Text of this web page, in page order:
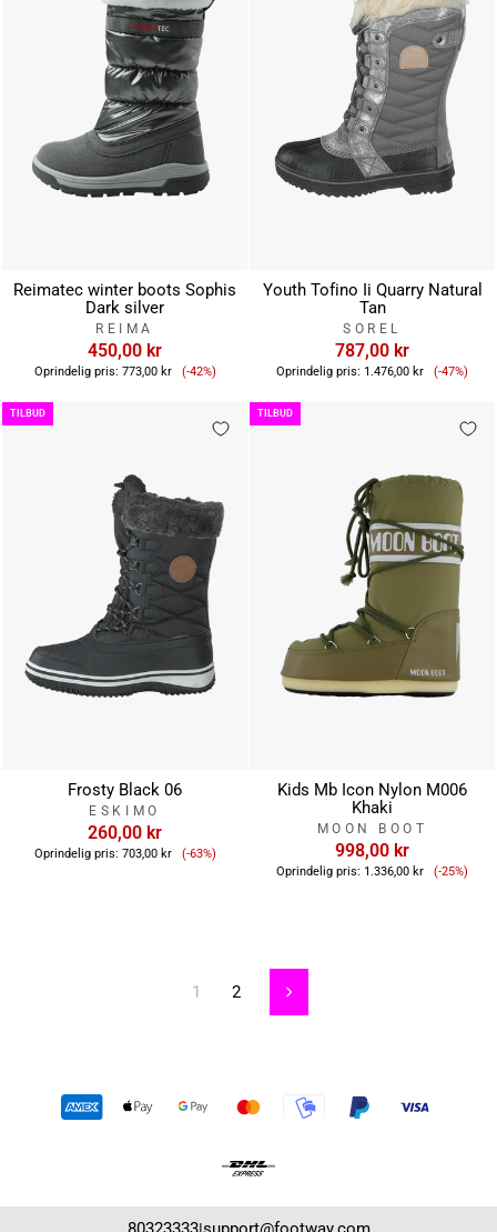
Reimatec winter boots Sophis
Dark silver
REIMA
450,00 kr
Oprindelig pris: 773,00 kr Tilbudspris
(-42%)
Youth Tofino Ii Quarry Natural
Tan
SOREL
787,00 kr
Oprindelig pris: 1.476,00 kr (-47%)
TILBUD
Frosty Black 06
ESKIMO
260,00 kr
Oprindelig pris: 703,00 kr Tilbudspris
(-63%)
TILBUD
Kids Mb Icon Nylon M006
Khaki
MOON BOOT
998,00 kr
Oprindelig pris: 1.336,00 kr (-25%)
1 2 Næste